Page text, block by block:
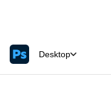
Desktop